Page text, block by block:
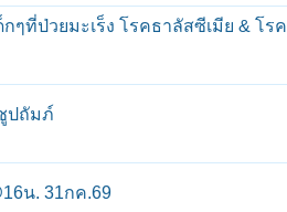
ๆที่ป่วยมะเร็ง โรคธาลัสซีเมีย & โรค
ปถัมภ์
น. 31กค.69